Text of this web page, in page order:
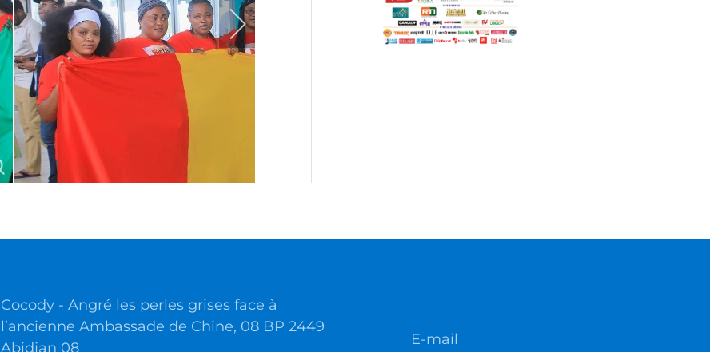
Cocody - Angré les perles grises face à
l’ancienne Ambassade de Chine, 08 BP 2449
Abidjan 08
E-mail